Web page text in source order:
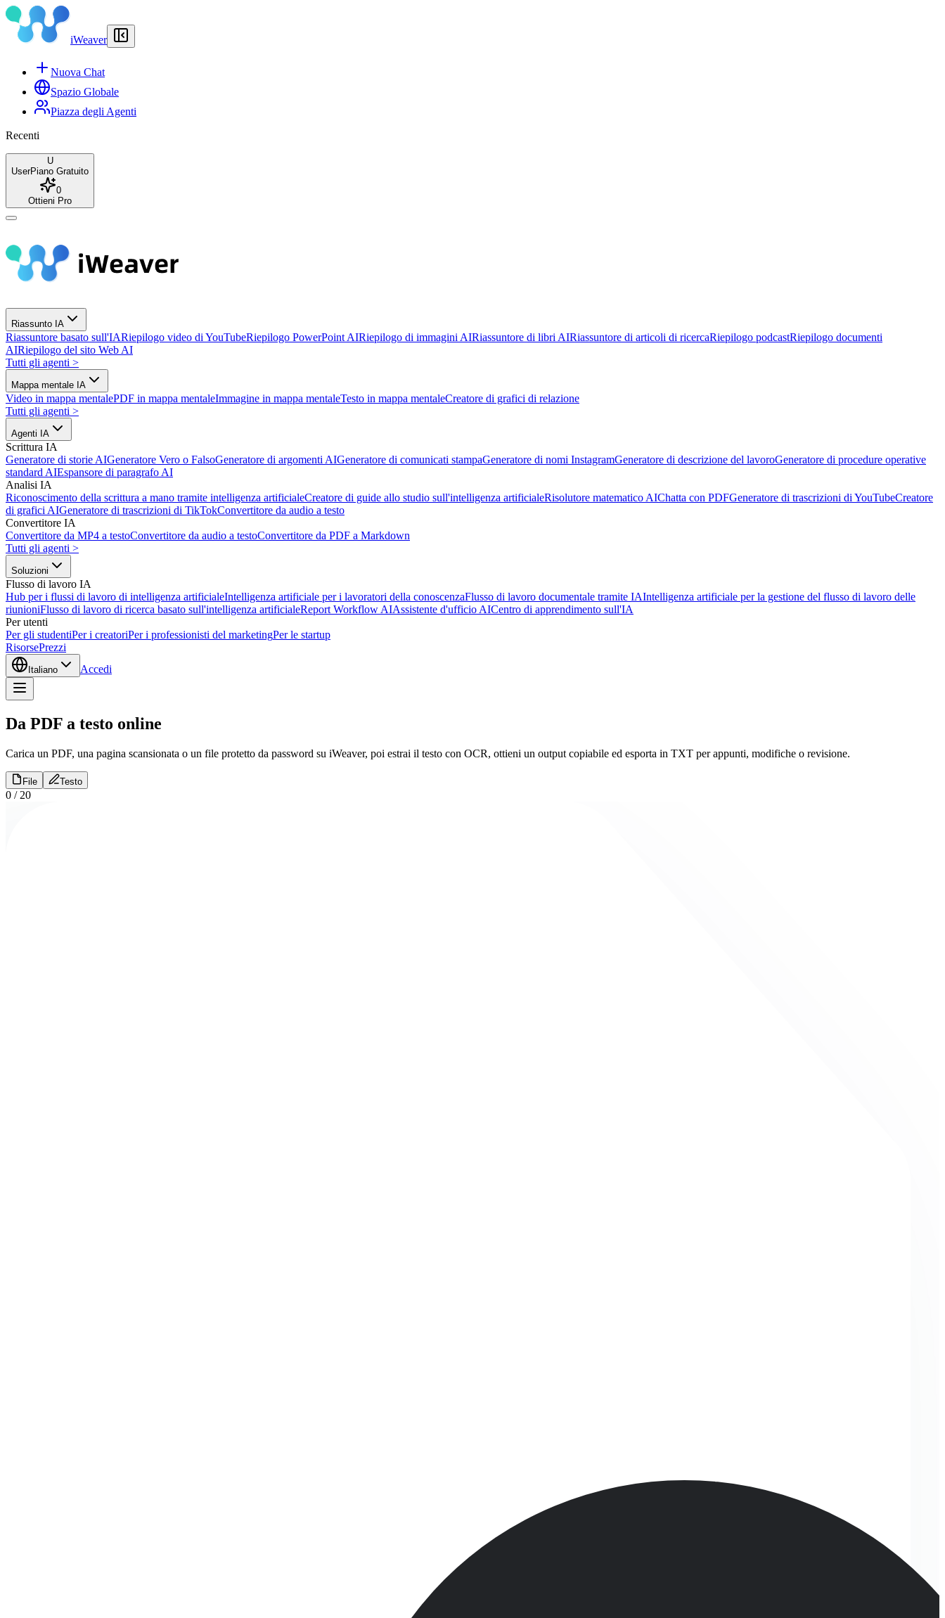
iWeaver
Nuova Chat
Spazio Globale
Piazza degli Agenti
Recenti
U
UserPiano Gratuito
0
Ottieni Pro
Riassunto IA
Riassuntore basato sull'IARiepilogo video di YouTubeRiepilogo PowerPoint AIRiepilogo di immagini AIRiassuntore di libri AIRiassuntore di articoli di ricercaRiepilogo podcastRiepilogo documenti
AIRiepilogo del sito Web AI
Tutti gli agenti >
Mappa mentale IA
Video in mappa mentalePDF in mappa mentaleImmagine in mappa mentaleTesto in mappa mentaleCreatore di grafici di relazione
Tutti gli agenti >
Agenti IA
Scrittura IA
Generatore di storie AIGeneratore Vero o FalsoGeneratore di argomenti AIGeneratore di comunicati stampaGeneratore di nomi InstagramGeneratore di descrizione del lavoroGeneratore di procedure operative
standard AIEspansore di paragrafo AI
Analisi IA
Riconoscimento della scrittura a mano tramite intelligenza artificialeCreatore di guide allo studio sull'intelligenza artificialeRisolutore matematico AIChatta con PDFGeneratore di trascrizioni di YouTubeCreatore
di grafici AIGeneratore di trascrizioni di TikTokConvertitore da audio a testo
Convertitore IA
Convertitore da MP4 a testoConvertitore da audio a testoConvertitore da PDF a Markdown
Tutti gli agenti >
Soluzioni
Flusso di lavoro IA
Hub per i flussi di lavoro di intelligenza artificialeIntelligenza artificiale per i lavoratori della conoscenzaFlusso di lavoro documentale tramite IAIntelligenza artificiale per la gestione del flusso di lavoro delle
riunioniFlusso di lavoro di ricerca basato sull'intelligenza artificialeReport Workflow AIAssistente d'ufficio AICentro di apprendimento sull'IA
Per utenti
Per gli studentiPer i creatoriPer i professionisti del marketingPer le startup
RisorsePrezzi
Italiano Accedi
Da PDF a testo online
Carica un PDF, una pagina scansionata o un file protetto da password su iWeaver, poi estrai il testo con OCR, ottieni un output copiabile ed esporta in TXT per appunti, modifiche o revisione.
File Testo
0 / 20